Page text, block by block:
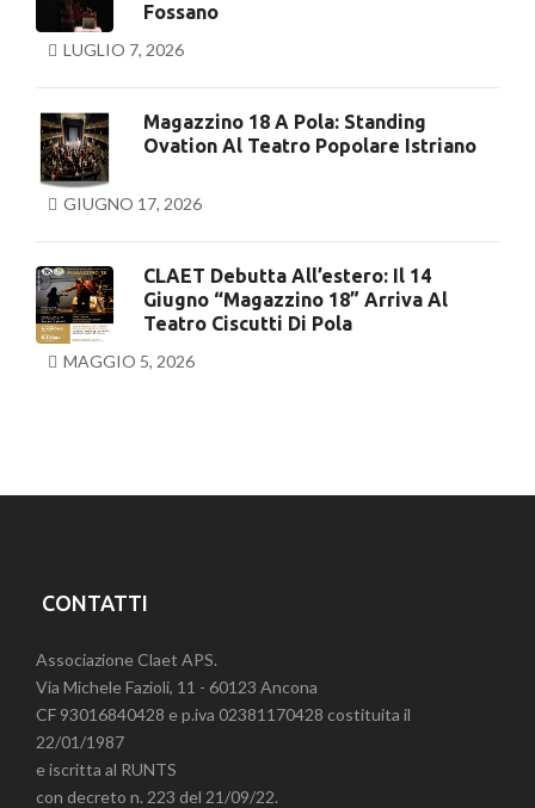
Fossano
LUGLIO 7, 2026
Magazzino 18 A Pola: Standing
Ovation Al Teatro Popolare Istriano
GIUGNO 17, 2026
CLAET Debutta All’estero: Il 14
Giugno “Magazzino 18” Arriva Al
Teatro Ciscutti Di Pola
MAGGIO 5, 2026
CONTATTI
Associazione Claet APS.
Via Michele Fazioli, 11 - 60123 Ancona
CF 93016840428 e p.iva 02381170428 costituita il
22/01/1987
e iscritta al RUNTS
con decreto n. 223 del 21/09/22.